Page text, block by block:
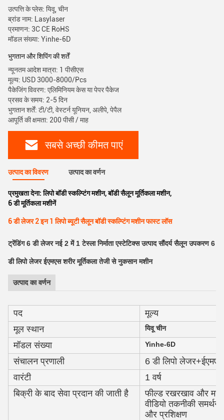
उत्पत्ति के प्लेस: यिवू, चीन
ब्रांड नाम: Lasylaser
प्रमाणन: 3C CE RoHS
मॉडल संख्या: Yinhe-6D
भुगतान और शिपिंग की शर्तें
न्यूनतम आदेश मात्रा: 1 पीसीएस
मूल्य: USD 3000-8000/Pcs
पैकेजिंग विवरण: एलिमिनियम केस या पेपर पैकेज
प्रसव के समय: 2-5 दिन
भुगतान शर्तें: टी/टी, वेस्टर्न यूनियन, अलीपे, पेपैल
आपूर्ति की क्षमता: 200 पीसी / माह
सबसे अच्छी कीमत पाएं
उत्पाद का विवरण उत्पाद का वर्णन
प्रमुखता देना:लिपो बॉडी स्कल्प्टिंग मशीन,बॉडी सैलून मूर्तिकला मशीन,
6 डी मूर्तिकला मशीनें
6 डी लेजर 2 इन 1 लिपो ब्यूटी सैलून बॉडी स्कल्प्टिंग मशीन फास्ट लॉस
ट्रेंडिंग 6 डी लेजर नई 2 में 1 टेस्ला निर्माता एस्टेटिक्स उत्पाद सौंदर्य सैलून उपकरण 6
डी लिपो लेजर ईएमएस शरीर मूर्तिकला तेजी से नुकसान मशीन
उत्पाद का वर्णन
पद
मूल्य
मूल स्थान
यिवू चीन
मॉडल संख्या Yinhe-6D
संचालन प्रणाली
6 डी लिपो
वारंटी
1 वर्ष
बिक्री के बाद सेवा प्रदान की जाती है
फील्ड रखरखाव और
वीडियो तकनीकी
और प्रशिक्षण